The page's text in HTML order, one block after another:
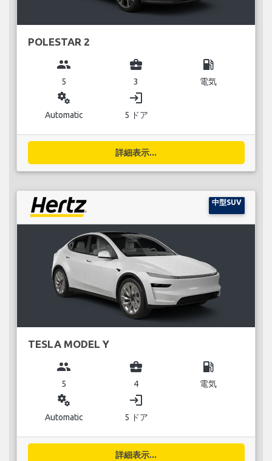
POLESTAR 2
group
5
business_center
3
local_gas_station
電気
miscellaneous_services
Automatic
login
5 ドア
詳細表示...
中型SUV
TESLA MODEL Y
group
5
business_center
4
local_gas_station
電気
miscellaneous_services
Automatic
login
5 ドア
詳細表示...